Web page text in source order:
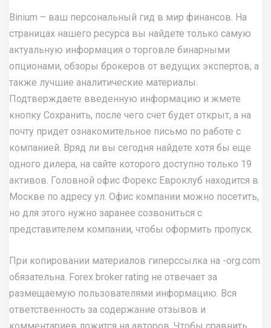
Binium – ваш персональный гид в мир финансов. На
страницах нашего ресурса вы найдете только самую
актуальную информация о торговле бинарными
опционами, обзоры брокеров от ведущих экспертов, а
также лучшие аналитические материалы.
Подтверждаете введенную информацию и жмете
кнопку Сохранить, после чего счет будет открыт, а на
почту придет ознакомительное письмо по работе с
компанией. Вряд ли вы сегодня найдете хотя бы еще
одного дилера, на сайте которого доступно только 19
активов. Головной офис Форекс Евроклуб находится в
Москве по адресу ул. Офис компании можно посетить,
но для этого нужно заранее созвониться с
представителем компании, чтобы оформить пропуск.
При копировании материалов гиперссылка на -org.com
обязательна. Forex broker rating не отвечает за
размещаемую пользователями информацию. Вся
ответственность за содержание отзывов и